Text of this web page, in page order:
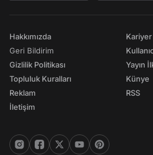
Hakkımızda
Geri Bildirim
Gizlilik Politikası
Topluluk Kuralları
Reklam
İletişim
Kariyer
Yayın
Künye
RSS